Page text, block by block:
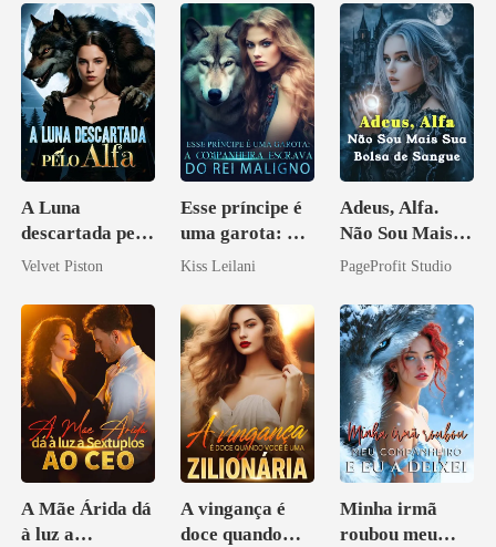
A Luna
descartada pelo
Alfa
Velvet Piston
Esse príncipe é
uma garota: A
companheira
maligno
Kiss Leilani
Adeus, Alfa.
Não Sou Mais
Sua Bolsa de
PageProfit Studio
A Mãe Árida dá
à luz a
A vingança é
doce quando
Minha irmã
roubou meu